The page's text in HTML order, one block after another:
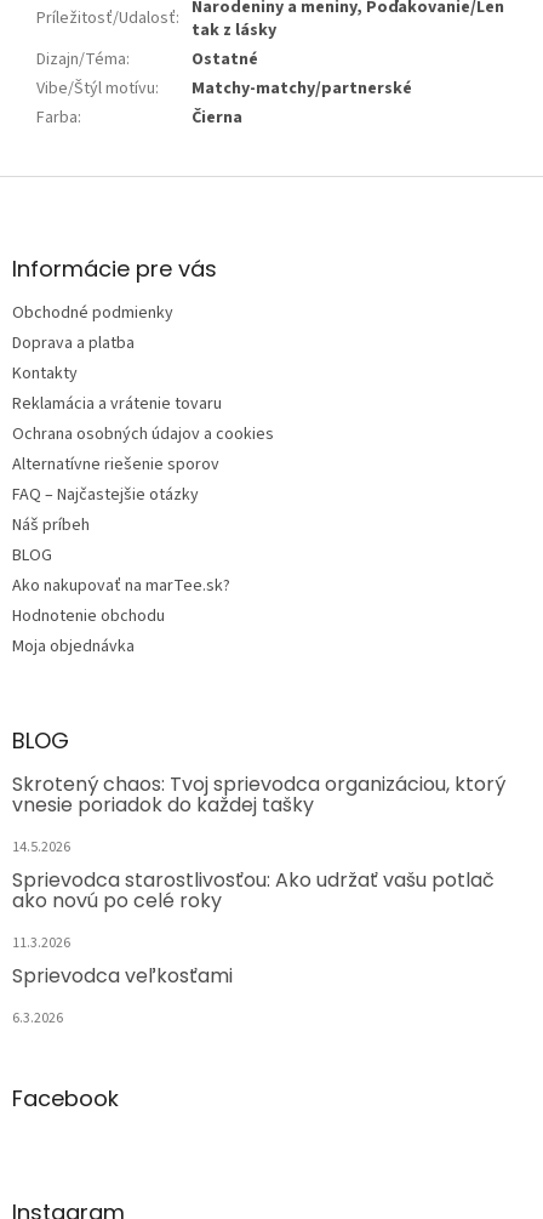
Príležitosť/Udalosť: Narodeniny a meniny, Poďakovanie/Len
tak z lásky
Dizajn/Téma:
Ostatné
Vibe/Štýl motívu:
Matchy-matchy/partnerské
Farba: Čierna
Z
ä
e
Informácie pre vás
Obchodné podmienky
Doprava a platba
Kontakty
Reklamácia a vrátenie tovaru
Ochrana osobných údajov a cookies
Alternatívne riešenie sporov
FAQ – Najčastejšie otázky
Náš príbeh
BLOG
Ako nakupovať na marTee.sk?
Hodnotenie obchodu
Moja objednávka
BLOG
Skrotený chaos: Tvoj sprievodca organizáciou, ktorý
vnesie poriadok do každej tašky
14.5.2026
Sprievodca starostlivosťou: Ako udržať vašu potlač
ako novú po celé roky
11.3.2026
Sprievodca veľkosťami
6.3.2026
Facebook
Instagram